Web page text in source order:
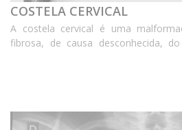
COSTELA CERVICAL
A costela cervical é uma
fibrosa, de causa desconhecida,